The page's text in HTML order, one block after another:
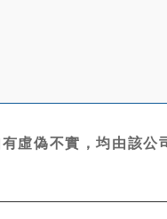
虛偽不實，均由該公